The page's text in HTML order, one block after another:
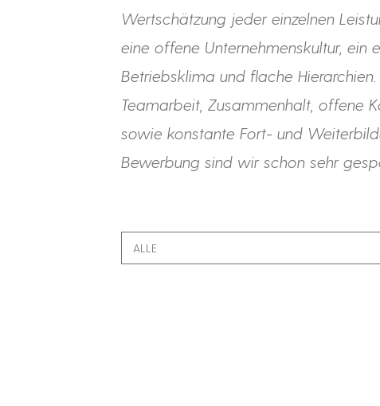
Wertschätzung jeder einzelnen
eine offene Unternehmenskultur, ein
Betriebsklima und flache
Teamarbeit, Zusammenhalt, offene
sowie konstante Fort- und
Bewerbung sind wir schon sehr